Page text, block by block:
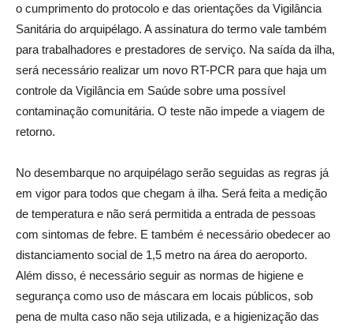
o cumprimento do protocolo e das orientações da Vigilância
Sanitária do arquipélago. A assinatura do termo vale também
para trabalhadores e prestadores de serviço. Na saída da ilha,
será necessário realizar um novo RT-PCR para que haja um
controle da Vigilância em Saúde sobre uma possível
contaminação comunitária. O teste não impede a viagem de
retorno.
No desembarque no arquipélago serão seguidas as regras já
em vigor para todos que chegam à ilha. Será feita a medição
de temperatura e não será permitida a entrada de pessoas
com sintomas de febre. E também é necessário obedecer ao
distanciamento social de 1,5 metro na área do aeroporto.
Além disso, é necessário seguir as normas de higiene e
segurança como uso de máscara em locais públicos, sob
pena de multa caso não seja utilizada, e a higienização das